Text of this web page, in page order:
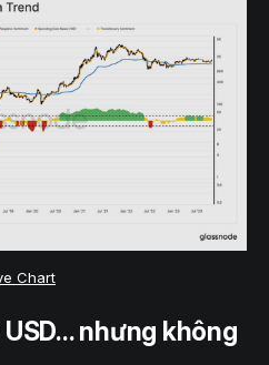
Chart
nhưng không